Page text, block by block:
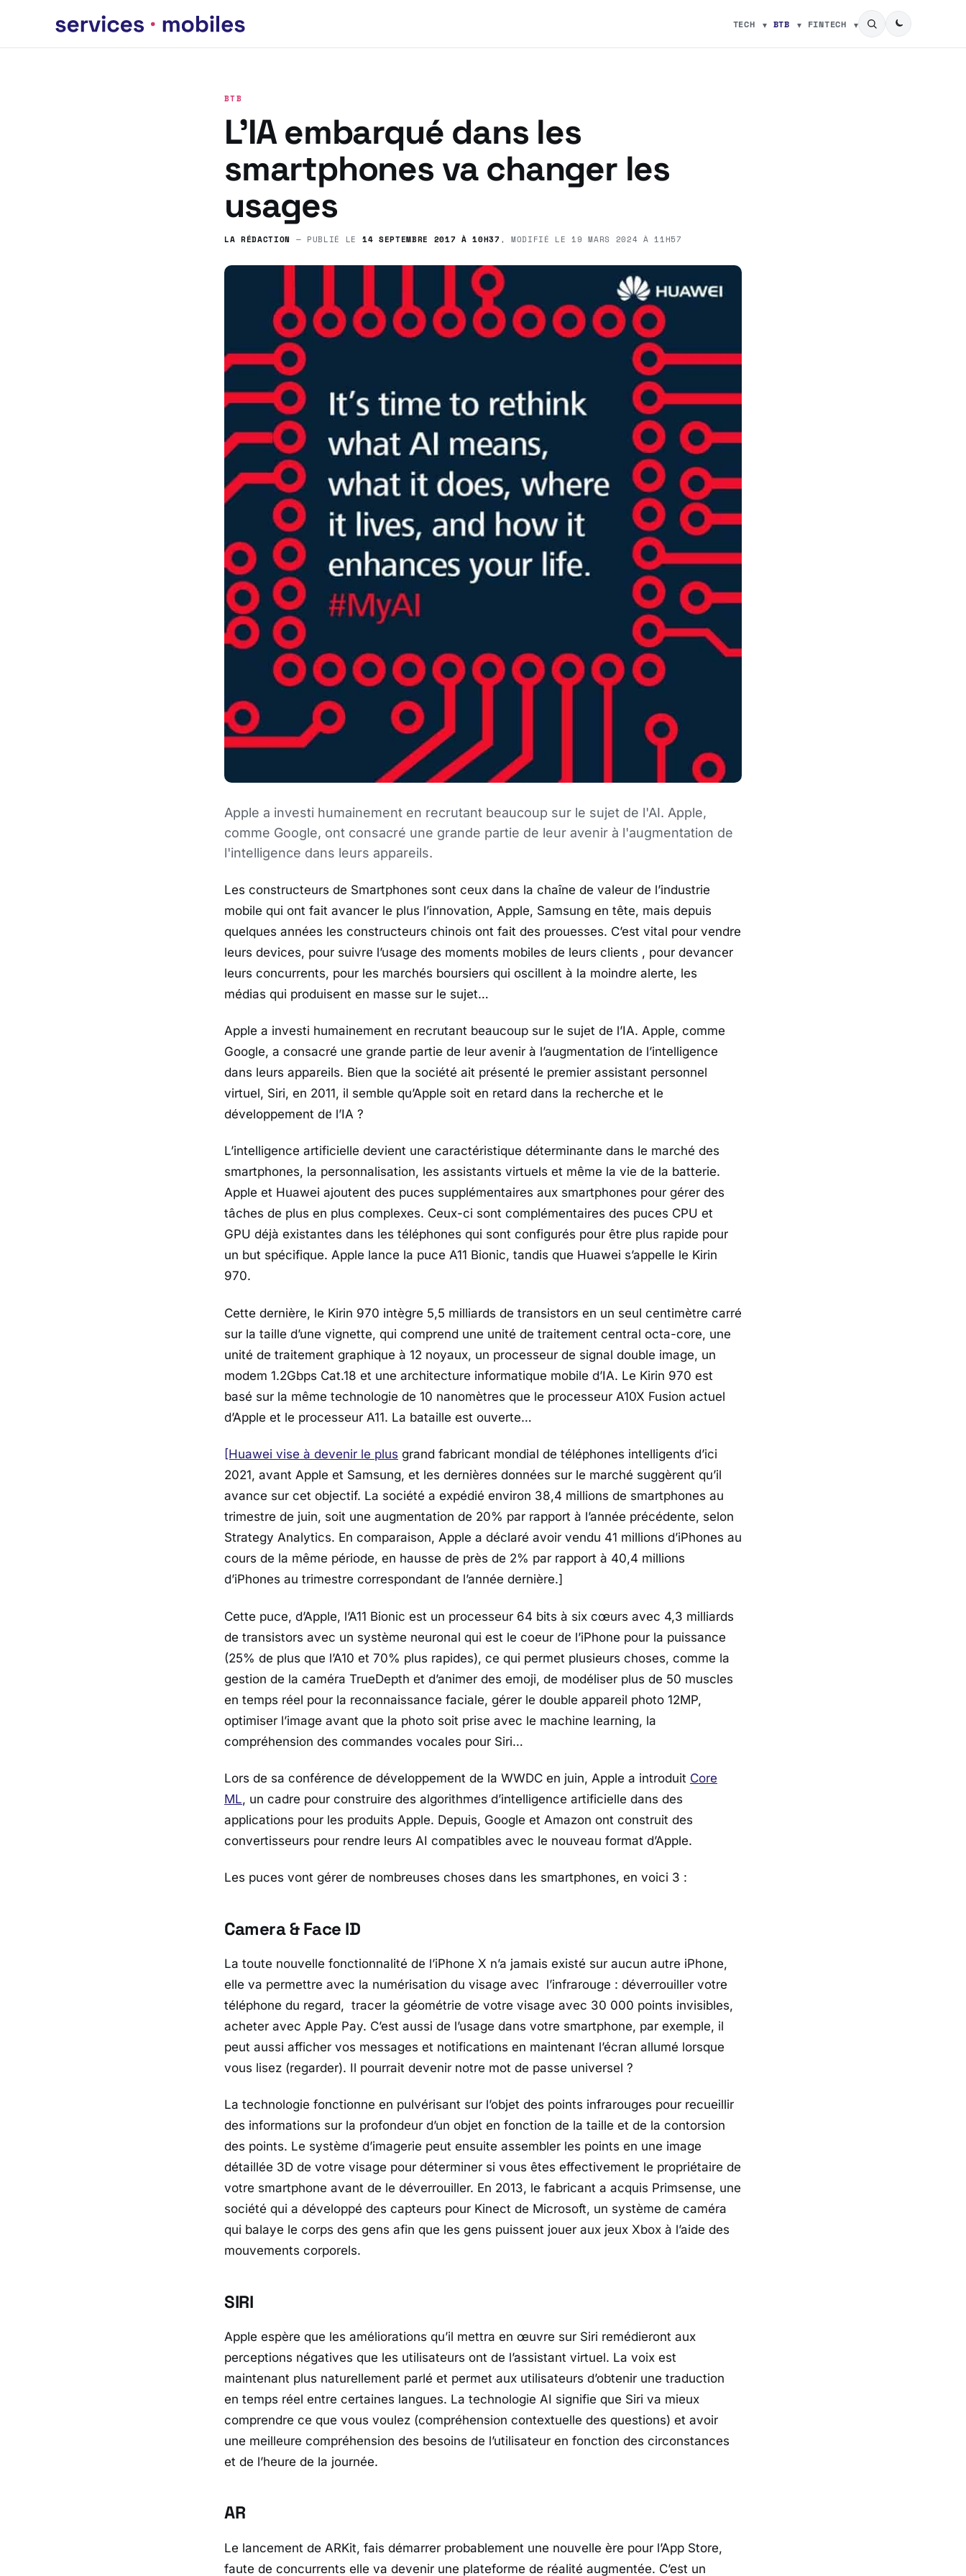
TECH BTB FINTECH
BTB
L’IA embarqué dans les
smartphones va changer les
usages
LA RÉDACTION — PUBLIÉ LE 14 SEPTEMBRE 2017 À 10H37 , MODIFIÉ LE19 MARS 2024 À 11H57
Apple a investi humainement en recrutant beaucoup sur le sujet de l'AI. Apple,
comme Google, ont consacré une grande partie de leur avenir à l'augmentation de
l'intelligence dans leurs appareils.
Les constructeurs de Smartphones sont ceux dans la chaîne de valeur de l’industrie
mobile qui ont fait avancer le plus l’innovation, Apple, Samsung en tête, mais depuis
quelques années les constructeurs chinois ont fait des prouesses. C’est vital pour vendre
leurs devices, pour suivre l’usage des moments mobiles de leurs clients , pour devancer
leurs concurrents, pour les marchés boursiers qui oscillent à la moindre alerte, les
médias qui produisent en masse sur le sujet…
Apple a investi humainement en recrutant beaucoup sur le sujet de l’IA. Apple, comme
Google, a consacré une grande partie de leur avenir à l’augmentation de l’intelligence
dans leurs appareils. Bien que la société ait présenté le premier assistant personnel
virtuel, Siri, en 2011, il semble qu’Apple soit en retard dans la recherche et le
développement de l’IA ?
L’intelligence artificielle devient une caractéristique déterminante dans le marché des
smartphones, la personnalisation, les assistants virtuels et même la vie de la batterie.
Apple et Huawei ajoutent des puces supplémentaires aux smartphones pour gérer des
tâches de plus en plus complexes. Ceux-ci sont complémentaires des puces CPU et
GPU déjà existantes dans les téléphones qui sont configurés pour être plus rapide pour
un but spécifique. Apple lance la puce A11 Bionic, tandis que Huawei s’appelle le Kirin
970.
Cette dernière, le Kirin 970 intègre 5,5 milliards de transistors en un seul centimètre carré
sur la taille d’une vignette, qui comprend une unité de traitement central octa-core, une
unité de traitement graphique à 12 noyaux, un processeur de signal double image, un
modem 1.2Gbps Cat.18 et une architecture informatique mobile d’IA. Le Kirin 970 est
basé sur la même technologie de 10 nanomètres que le processeur A10X Fusion actuel
d’Apple et le processeur A11. La bataille est ouverte…
[Huawei vise à devenir le plus grand fabricant mondial de téléphones intelligents d’ici
2021, avant Apple et Samsung, et les dernières données sur le marché suggèrent qu’il
avance sur cet objectif. La société a expédié environ 38,4 millions de smartphones au
trimestre de juin, soit une augmentation de 20% par rapport à l’année précédente, selon
Strategy Analytics. En comparaison, Apple a déclaré avoir vendu 41 millions d’iPhones au
cours de la même période, en hausse de près de 2% par rapport à 40,4 millions
d’iPhones au trimestre correspondant de l’année dernière.]
Cette puce, d’Apple, l’A11 Bionic est un processeur 64 bits à six cœurs avec 4,3 milliards
de transistors avec un système neuronal qui est le coeur de l’iPhone pour la puissance
(25% de plus que l’A10 et 70% plus rapides), ce qui permet plusieurs choses, comme la
gestion de la caméra TrueDepth et d’animer des emoji, de modéliser plus de 50 muscles
en temps réel pour la reconnaissance faciale, gérer le double appareil photo 12MP,
optimiser l’image avant que la photo soit prise avec le machine learning, la
compréhension des commandes vocales pour Siri…
Lors de sa conférence de développement de la WWDC en juin, Apple a introduit Core
ML, un cadre pour construire des algorithmes d’intelligence artificielle dans des
applications pour les produits Apple. Depuis, Google et Amazon ont construit des
convertisseurs pour rendre leurs AI compatibles avec le nouveau format d’Apple.
Les puces vont gérer de nombreuses choses dans les smartphones, en voici 3 :
Camera & Face ID
La toute nouvelle fonctionnalité de l’iPhone X n’a jamais existé sur aucun autre iPhone,
elle va permettre avec la numérisation du visage avec l’infrarouge : déverrouiller votre
téléphone du regard, tracer la géométrie de votre visage avec 30 000 points invisibles,
acheter avec Apple Pay. C’est aussi de l’usage dans votre smartphone, par exemple, il
peut aussi afficher vos messages et notifications en maintenant l’écran allumé lorsque
vous lisez (regarder). Il pourrait devenir notre mot de passe universel ?
La technologie fonctionne en pulvérisant sur l’objet des points infrarouges pour recueillir
des informations sur la profondeur d’un objet en fonction de la taille et de la contorsion
des points. Le système d’imagerie peut ensuite assembler les points en une image
détaillée 3D de votre visage pour déterminer si vous êtes effectivement le propriétaire de
votre smartphone avant de le déverrouiller. En 2013, le fabricant a acquis Primsense, une
société qui a développé des capteurs pour Kinect de Microsoft, un système de caméra
qui balaye le corps des gens afin que les gens puissent jouer aux jeux Xbox à l’aide des
mouvements corporels.
SIRI
Apple espère que les améliorations qu’il mettra en œuvre sur Siri remédieront aux
perceptions négatives que les utilisateurs ont de l’assistant virtuel. La voix est
maintenant plus naturellement parlé et permet aux utilisateurs d’obtenir une traduction
en temps réel entre certaines langues. La technologie AI signifie que Siri va mieux
comprendre ce que vous voulez (compréhension contextuelle des questions) et avoir
une meilleure compréhension des besoins de l’utilisateur en fonction des circonstances
et de l’heure de la journée.
AR
Le lancement de ARKit, fais démarrer probablement une nouvelle ère pour l’App Store,
faute de concurrents elle va devenir une plateforme de réalité augmentée. C’est un